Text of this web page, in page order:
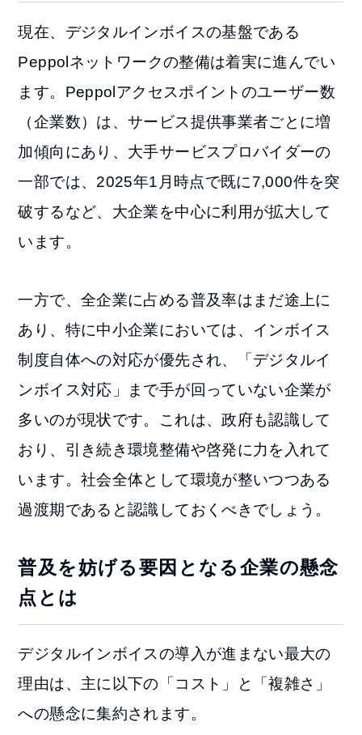
現在、デジタルインボイスの基盤である
Peppolネットワークの整備は着実に進んでい
ます。Peppolアクセスポイントのユーザー数
（企業数）は、サービス提供事業者ごとに増
加傾向にあり、大手サービスプロバイダーの
一部では、2025年1月時点で既に7,000件を突
破するなど、大企業を中心に利用が拡大して
います。
一方で、全企業に占める普及率はまだ途上に
あり、特に中小企業においては、インボイス
制度自体への対応が優先され、「デジタルイ
ンボイス対応」まで手が回っていない企業が
多いのが現状です。これは、政府も認識して
おり、引き続き環境整備や啓発に力を入れて
います。社会全体として環境が整いつつある
過渡期であると認識しておくべきでしょう。
普及を妨げる要因となる企業の懸念
点とは
デジタルインボイスの導入が進まない最大の
理由は、主に以下の「コスト」と「複雑さ」
への懸念に集約されます。